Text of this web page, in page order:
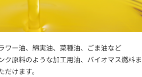
ワー油、綿実油、菜種油、ごま油など
ク原料のような加工用油、バイオマス燃料ま
けます。